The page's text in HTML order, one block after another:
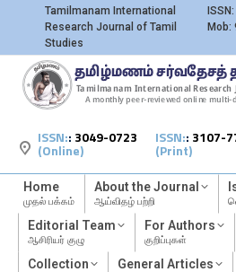
Tamilmanam International
Research Journal of Tamil
Studies
Mob:
ISSN:: 3049-0723
(Online)
ISSN:: 3107-
(Print)
Home
முதல் பக்கம்
About the Journal
ஆய்விதழ் பற்றி
Editorial Team
ஆசிரியர் குழு
For Authors
குறிப்புகள்
Collection General Articles